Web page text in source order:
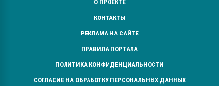
О ПРОЕКТЕ
КОНТАКТЫ
РЕКЛАМА НА САЙТЕ
ПРАВИЛА ПОРТАЛА
ПОЛИТИКА КОНФИДЕНЦИАЛЬНОСТИ
СОГЛАСИЕ НА ОБРАБОТКУ ПЕРСОНАЛЬНЫХ ДАННЫХ